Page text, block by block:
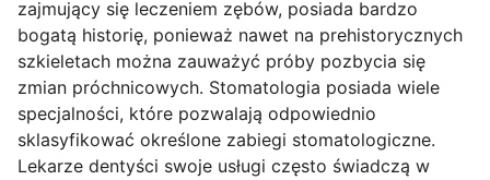
zajmujący się leczeniem zębów, posiada bardzo
bogatą historię, ponieważ nawet na prehistorycznych
szkieletach można zauważyć próby pozbycia się
zmian próchnicowych. Stomatologia posiada wiele
specjalności, które pozwalają odpowiednio
sklasyfikować określone zabiegi stomatologiczne.
Lekarze dentyści swoje usługi często świadczą w